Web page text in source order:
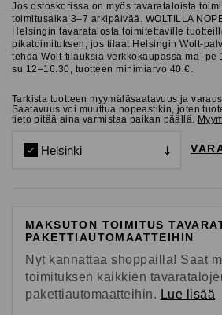
Jos ostoskorissa on myös tavarataloista
toimitusaika 3–7 arkipäivää. WOLTILLA
Helsingin tavaratalosta toimitettaville
pikatoimituksen, jos tilaat Helsingin Wolt-
tehdä Wolt-tilauksia verkkokaupassa ma–pe
su 12–16.30, tuotteen minimiarvo 40 €.
Tarkista tuotteen myymäläsaatavuus ja
Saatavuus voi muuttua nopeastikin, joten
tieto pitää aina varmistaa paikan päällä.
Helsinki
MAKSUTON TOIMITUS
PAKETTIAUTOMAATTEIHIN
Nyt kannattaa shoppailla! Saat
toimituksen kaikkien
pakettiautomaatteihin. Lue lisää